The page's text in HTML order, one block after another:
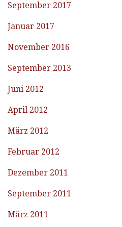
September 2017
Januar 2017
November 2016
September 2013
Juni 2012
April 2012
März 2012
Februar 2012
Dezember 2011
September 2011
März 2011